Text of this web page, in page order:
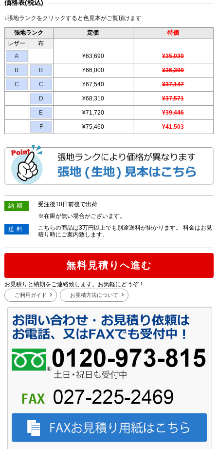
価格表(税込)
↓張地ランクをクリックすると色見本がご覧頂けます
張地ランク 定価
特価
レザー
布
A
¥63,690 ¥35,030
B B ¥66,000 ¥36,300
C C ¥67,540 ¥37,147
D ¥68,310 ¥37,571
E ¥71,720 ¥39,446
F ¥75,460 ¥41,503
納期
受注後10日前後で出荷
※在庫が無い場合がございます。
送料
こちらの商品は3万円以上でも別途送料が掛かります。 料金はお見
積り時にご案内致します。
無料見積りへ進む
お見積りと納期をご連絡致します。お気軽にどうぞ！
ご利用ガイド お見積方法について